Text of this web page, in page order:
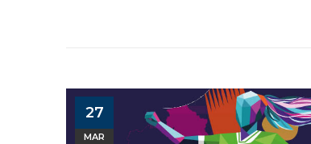
27
MAR